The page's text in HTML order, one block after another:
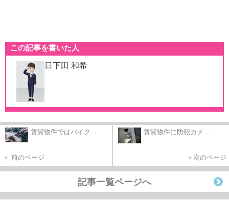
この記事を書いた人
日下田 和希
賃貸物件ではバイク...
＜ 前のページ
賃貸物件に防犯カメ...
＞次のページ
記事一覧ページへ